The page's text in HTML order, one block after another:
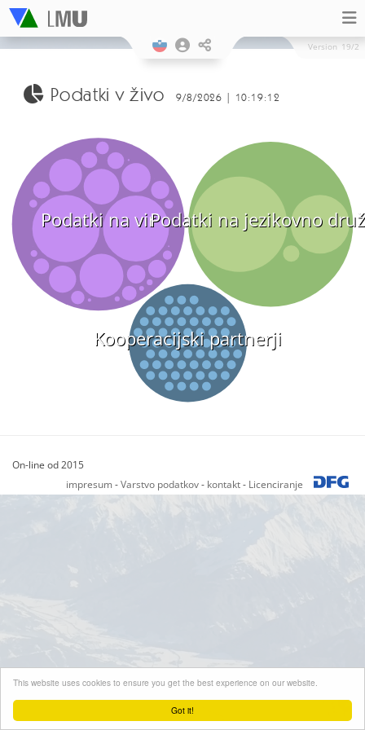
Got it!
This website uses cookies to ensure you get the best experience on our website.
Version 19/2
Podatki v živo 9/8/2026 | 10:19:12
Podatki na virPodatki na jezikovno
Kooperacijski partnerji
On-line od 2015
impresum -Varstvo podatkov- kontakt- Licenciranje